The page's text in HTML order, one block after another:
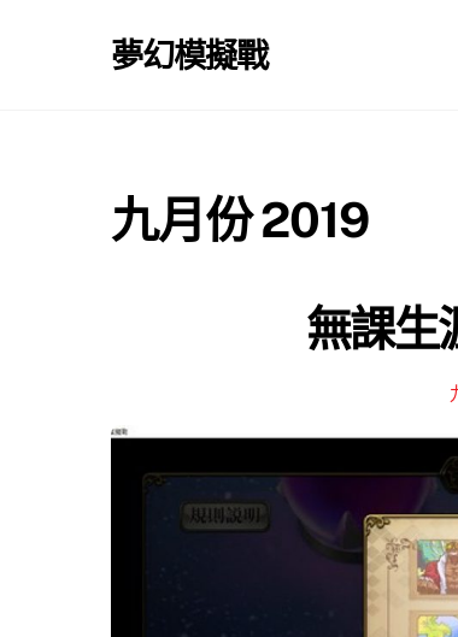
夢幻模擬戰
九月份 2019
無課生